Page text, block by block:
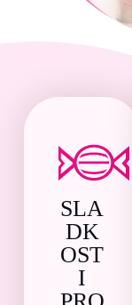
SLA
DK
OST
I